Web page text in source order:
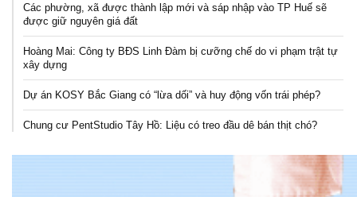
Các phường, xã được thành lập mới và sáp nhập vào TP Huế sẽ
được giữ nguyên giá đất
Hoàng Mai: Công ty BĐS Linh Đàm bị cưỡng chế do vi phạm trật tự
xây dựng
Dự án KOSY Bắc Giang có “lừa dối” và huy động vốn trái phép?
Chung cư PentStudio Tây Hồ: Liệu có treo đầu dê bán thịt chó?